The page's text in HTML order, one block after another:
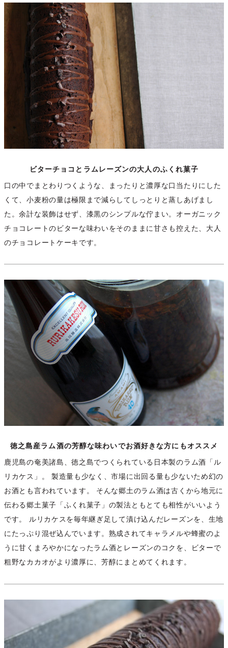
ビターチョコとラムレーズンの大人のふくれ菓子
口の中でまとわりつくような、まったりと濃厚な口当たりにした
くて、小麦粉の量は極限まで減らしてしっとりと蒸しあげまし
た。余計な装飾はせず、漆黒のシンプルな佇まい。オーガニック
チョコレートのビターな味わいをそのままに甘さも控えた、大人
のチョコレートケーキです。
徳之島産ラム酒の芳醇な味わいでお酒好きな方にもオススメ
鹿児島の奄美諸島、徳之島でつくられている日本製のラム酒「ル
リカケス」。 製造量も少なく、市場に出回る量も少ないため幻の
お酒とも言われています。 そんな郷土のラム酒は古くから地元に
伝わる郷土菓子「ふくれ菓子」の製法ともとても相性がいいよう
です。 ルリカケスを毎年継ぎ足して漬け込んだレーズンを、生地
にたっぷり混ぜ込んでいます。熟成されてキャラメルや蜂蜜のよ
うに甘くまろやかになったラム酒とレーズンのコクを、ビターで
粗野なカカオがより濃厚に、芳醇にまとめてくれます。